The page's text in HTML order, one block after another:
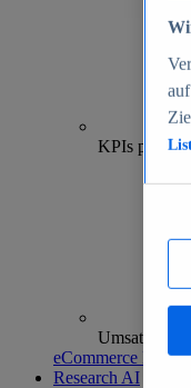
KPIs pro
eCommerce
Research AI